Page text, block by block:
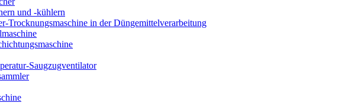
und -kühlern
Trocknungsmaschine in der Düngemittelverarbeitung
Saugzugventilator